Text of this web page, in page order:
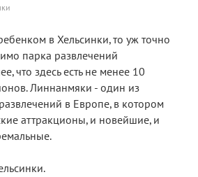
в Хельсинки, то уж точно
парка развлечений
что здесь есть не менее 10
Линнанмяки - один из
в Европе, в котором
аттракционы, и новейшие, и